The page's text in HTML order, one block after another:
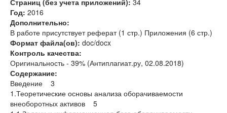
Страниц (без учета приложений): 34
Год: 2016
Дополнительно:
В работе присутствует реферат (1 стр.) Приложения (6 стр.)
Формат файла(ов): doc/docx
Контроль качества:
Оригинальность - 39% (Антиплагиат.ру, 02.08.2018)
Содержание:
Введение 3
1.Теоретические основы анализа оборачиваемости
внеоборотных активов 5